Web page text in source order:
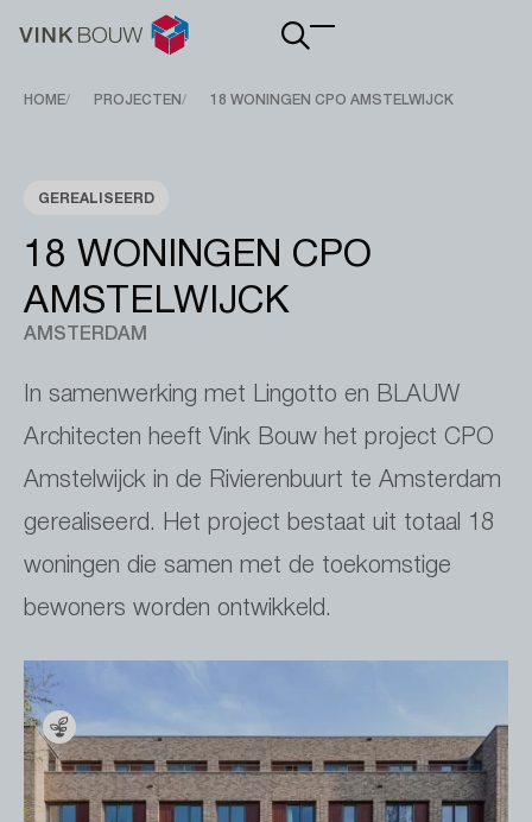
Main
Breadcrumb
HOME PROJECTEN 18 WONINGEN CPO AMSTELWIJCK
GEREALISEERD
18 WONINGEN CPO
AMSTELWIJCK
AMSTERDAM
In samenwerking met Lingotto en BLAUW
Architecten heeft Vink Bouw het project CPO
Amstelwijck in de Rivierenbuurt te Amsterdam
gerealiseerd. Het project bestaat uit totaal 18
woningen die samen met de toekomstige
bewoners worden ontwikkeld.